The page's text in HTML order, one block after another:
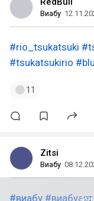
Виабу
#rio_tsukatsuki
#tsukatsukirio
11
Zitsi
Виабу
#виабу #виабуарт